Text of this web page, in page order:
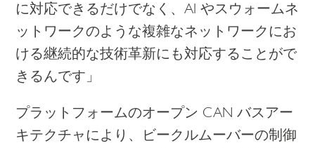
に対応できるだけでなく、AI やスウォームネ
ットワークのような複雑なネットワークにお
ける継続的な技術革新にも対応することがで
きるんです」
プラットフォームのオープン CAN バスアー
キテクチャにより、ビークルムーバーの制御